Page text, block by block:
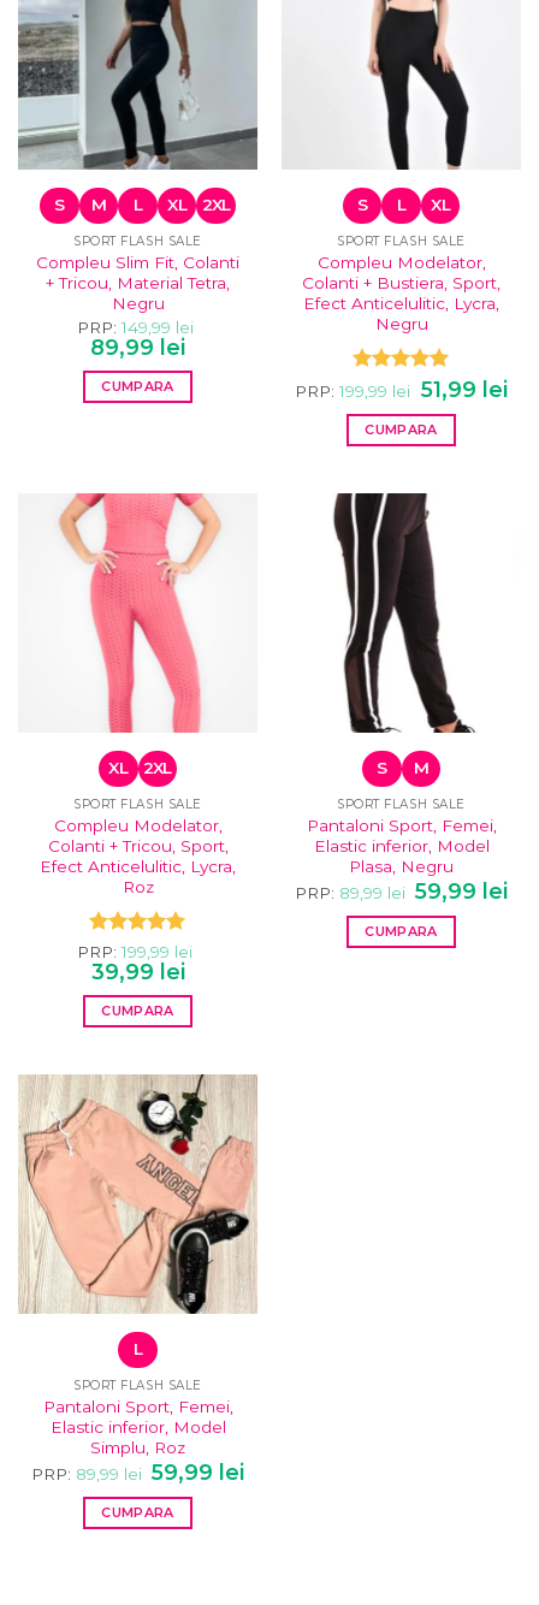
variații.
Opțiunile
pot
fi
alese
în
pagina
produsului.
S M L XL 2XL
SPORT FLASH SALE
Compleu Slim Fit, Colanti
+ Tricou, Material Tetra,
Negru
PRP: 149,99 lei
Prețul
inițial
a
fost:
149,99 lei.
89,99 leiPrețul
curent
este:
CUMPARA
mai
multe
variații.
Opțiunile
fi
alese
pagina
produsului.
S L XL
SPORT FLASH SALE
Compleu Modelator,
Colanti + Bustiera, Sport,
Efect Anticelulitic, Lycra,
Negru
Evaluat la
5.00
PRP: 199,99 lei Prețul
inițial
a
fost:
199,99 lei.
51,99 lei
CUMPARA
are
mai
multe
variații.
Opțiunile
pot
fi
alese
pagina
produsului.
XL 2XL
SPORT FLASH SALE
Compleu Modelator,
Colanti + Tricou, Sport,
Efect Anticelulitic, Lycra,
Roz
Evaluat la
5.00 din 5
PRP: 199,99 lei
Prețul
inițial
a
fost:
199,99 lei.
39,99 leiPrețul
curent
este:
CUMPARA
are
mai
multe
variații.
Opțiunile
pot
fi
alese
în
pagina
produsului.
S M
SPORT FLASH SALE
Pantaloni Sport, Femei,
Elastic inferior, Model
Plasa, Negru
PRP: 89,99 lei Prețul
inițial
a
fost:
89,99 lei.
59,99 lei
CUMPARA
L
SPORT FLASH SALE
Pantaloni Sport, Femei,
Elastic inferior, Model
Simplu, Roz
PRP: 89,99 lei Prețul
inițial
a
fost:
89,99 lei.
59,99 leiPrețul
curent
CUMPARA